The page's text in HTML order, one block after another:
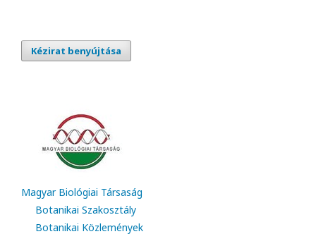
Kézirat benyújtása
Magyar Biológiai Társaság
Botanikai Szakosztály
Botanikai Közlemények